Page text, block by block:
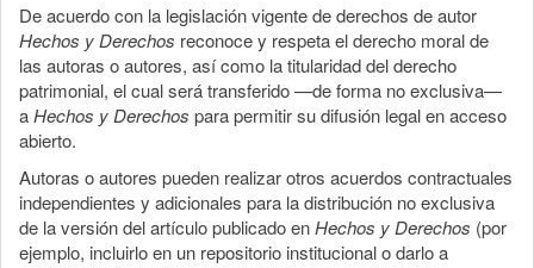
De acuerdo con la legislación vigente de derechos de autor
Hechos y Derechos reconoce y respeta el derecho moral de
las autoras o autores, así como la titularidad del derecho
patrimonial, el cual será transferido —de forma no exclusiva—
aHechos y Derechos para permitir su difusión legal en acceso
abierto.
Autoras o autores pueden realizar otros acuerdos contractuales
independientes y adicionales para la distribución no exclusiva
de la versión del artículo publicado enHechos y Derechos (por
ejemplo, incluirlo en un repositorio institucional o darlo a